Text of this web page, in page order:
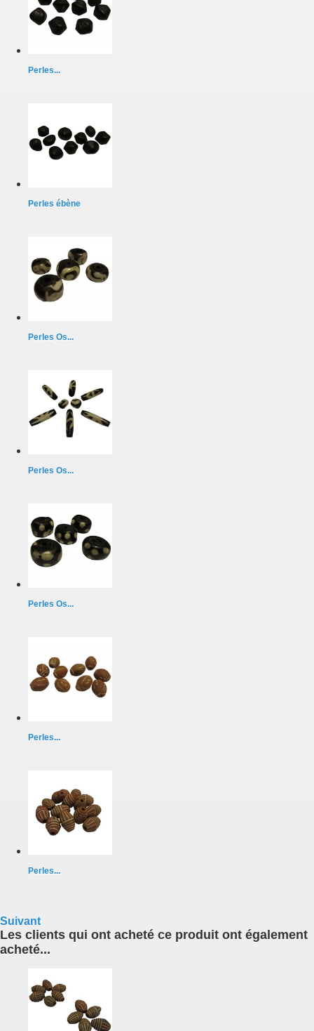
Perles...
Perles ébène
Perles Os...
Perles Os...
Perles Os...
Perles...
Perles...
Suivant
Les clients qui ont acheté ce produit ont également
acheté...